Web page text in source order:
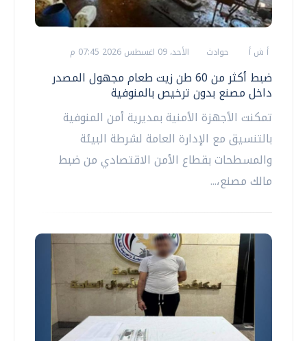
أ ش أ حوادث الأحد، 09 اغسطس 2026 07:45 م
ضبط أكثر من 60 طن زيت طعام مجهول المصدر
داخل مصنع بدون ترخيص بالمنوفية
تمكنت الأجهزة الأمنية بمديرية أمن المنوفية
بالتنسيق مع الإدارة العامة لشرطة البيئة
والمسطحات بقطاع الأمن الاقتصادي من ضبط
مالك مصنع،...